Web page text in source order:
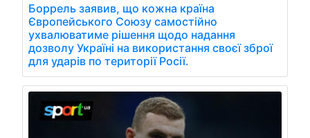
Боррель заявив, що кожна країна
Європейського Союзу самостійно
ухвалюватиме рішення щодо надання
дозволу Україні на використання своєї зброї
для ударів по території Росії.